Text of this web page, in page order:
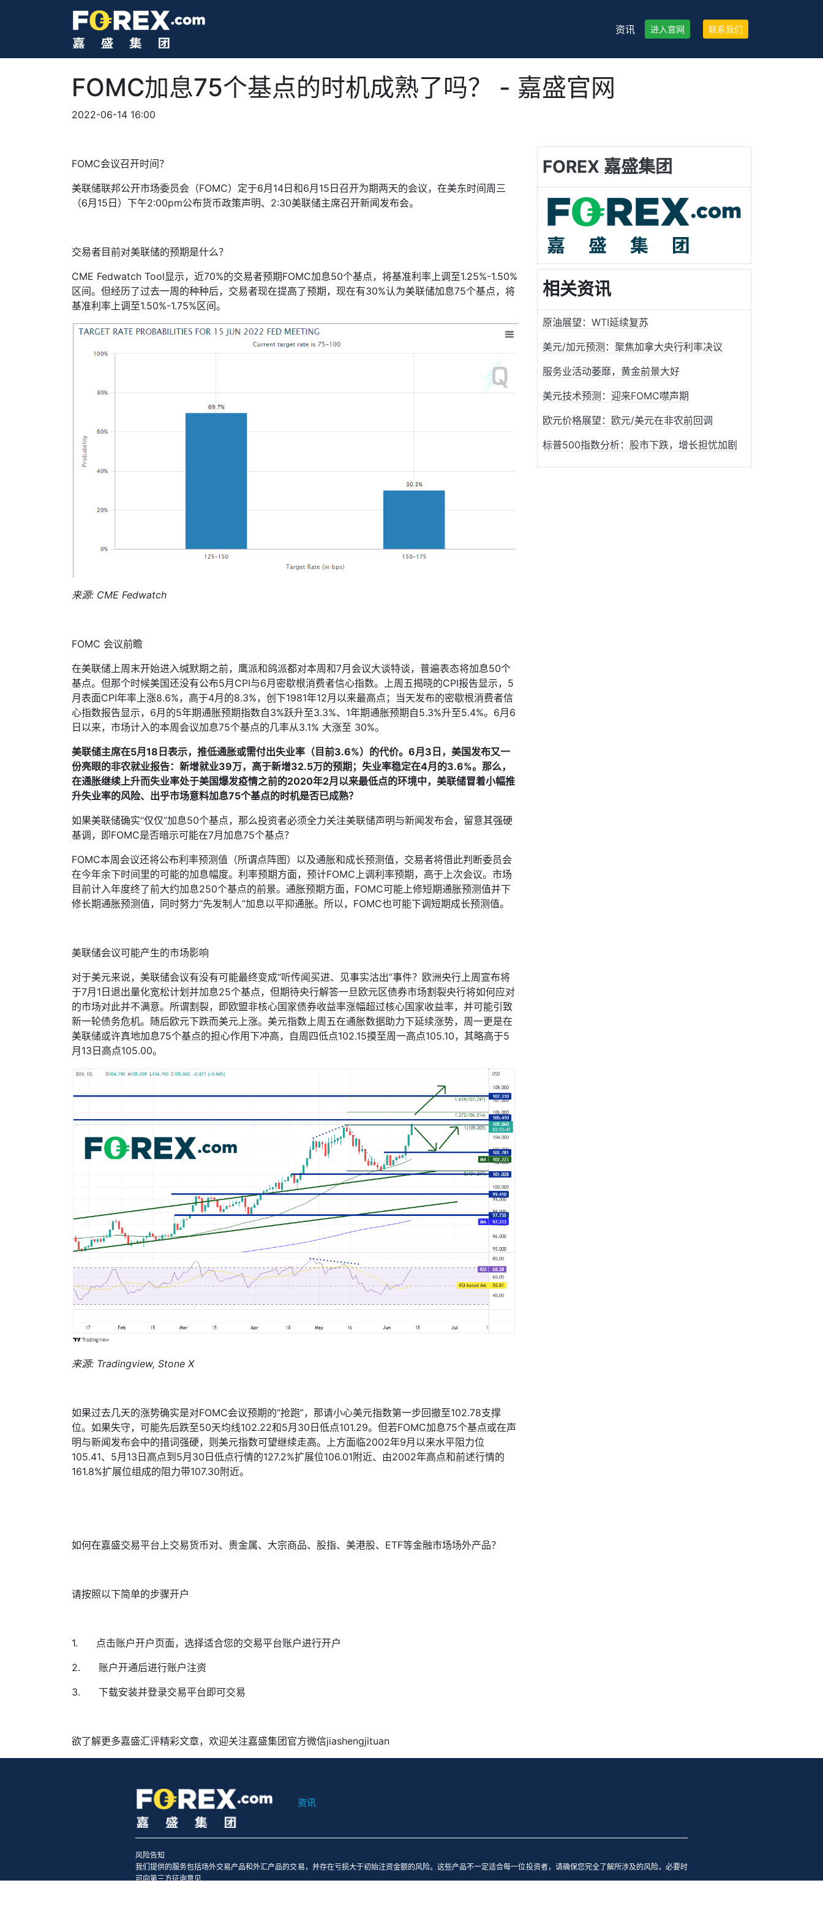
资讯 进入官网 联系我们
FOMC加息75个基点的时机成熟了吗？ - 嘉盛官网
2022-06-14 16:00
FOMC会议召开时间？
美联储联邦公开市场委员会（FOMC）定于6月 14 日和6月 15 日召开为期两天的会议，在美东时间周三
（6月 15 日）下午2:00pm公布货币政策声明、 2:30美联储主席召开新闻发布会。
交易者目前对美联储的预期是什么？
CME Fedwatch Tool显示，近70%的交易者预期FOMC加息50个基点，将基准利率上调至1.25%-1.50%
区间。但经历了过去一周的种种后，交易者现在提高了预期，现在有30%认为美联储加息75个基点，将
基准利率上调至1.50%-1.75%区间。
来源: CME Fedwatch
FOMC 会议前瞻
在美联储上周末开始进入缄默期之前，鹰派和鸽派都对本周和7月会议大谈特谈，普遍表态将加息50个
基点。但那个时候美国还没有公布5月 CPI与6月密歇根消费者信心指数。上周五揭晓的CPI报告显示， 5
月表面CPI年率上涨8.6%，高于4月的8.3%，创下1981年12月以来最高点；当天发布的密歇根消费者信
心指数报告显示， 6月的5年期通胀预期指数自3%跃升至3.3%、 1年期通胀预期自5.3%升至5.4%。 6月 6
日以来，市场计入的本周会议加息75个基点的几率从3.1% 大涨至 30%。
美联储主席在5月 18 日表示，推低通胀或需付出失业率（目前3.6%）的代价。 6月 3 日，美国发布又一
份亮眼的非农就业报告：新增就业39万，高于新增32.5万的预期；失业率稳定在4月的3.6%。那么，
在通胀继续上升而失业率处于美国爆发疫情之前的2020年2月以来最低点的环境中，美联储冒着小幅推
升失业率的风险、出乎市场意料加息75个基点的时机是否已成熟？
如果美联储确实“仅仅”加息50个基点，那么投资者必须全力关注美联储声明与新闻发布会，留意其强硬
基调，即FOMC是否暗示可能在7月加息75个基点？
FOMC本周会议还将公布利率预测值（所谓点阵图）以及通胀和成长预测值，交易者将借此判断委员会
在今年余下时间里的可能的加息幅度。利率预期方面，预计FOMC上调利率预期，高于上次会议。市场
目前计入年度终了前大约加息250个基点的前景。通胀预期方面， FOMC可能上修短期通胀预测值并下
修长期通胀预测值，同时努力“先发制人”加息以平抑通胀。所以， FOMC也可能下调短期成长预测值。
美联储会议可能产生的市场影响
对于美元来说，美联储会议有没有可能最终变成“听传闻买进、见事实沽出”事件？欧洲央行上周宣布将
于7月 1 日退出量化宽松计划并加息25个基点，但期待央行解答一旦欧元区债券市场割裂央行将如何应对
的市场对此并不满意。所谓割裂，即欧盟非核心国家债券收益率涨幅超过核心国家收益率，并可能引致
新一轮债务危机。随后欧元下跌而美元上涨。美元指数上周五在通胀数据助力下延续涨势，周一更是在
美联储或许真地加息75个基点的担心作用下冲高，自周四低点102.15摸至周一高点105.10，其略高于5
月 13 日高点105.00。
来源: Tradingview, Stone X
如果过去几天的涨势确实是对FOMC会议预期的“抢跑”，那请小心美元指数第一步回撤至102.78支撑
位。如果失守，可能先后跌至50天均线102.22和5月 30 日低点101.29。但若FOMC加息75个基点或在声
明与新闻发布会中的措词强硬，则美元指数可望继续走高。上方面临2002年9月以来水平阻力位
105.41、 5月 13 日高点到 5月 30 日低点行情的127.2%扩展位106.01附近、由2002年高点和前述行情的
161.8%扩展位组成的阻力带107.30附近。
如何在嘉盛交易平台上交易货币对、贵金属、大宗商品、股指、美港股、 ETF等金融市场场外产品？
请按照以下简单的步骤开户
1. 点击账户开户页面，选择适合您的交易平台账户进行开户
2. 账户开通后进行账户注资
3. 下载安装并登录交易平台即可交易
欲了解更多嘉盛汇评精彩文章，欢迎关注嘉盛集团官方微信jiashengjituan
FOREX 嘉盛集团
相关资讯
原油展望：WTI延续复苏
美元/加元预测：聚焦加拿大央行利率决议
服务业活动萎靡，黄金前景大好
美元技术预测：迎来FOMC噤声期
欧元价格展望：欧元/美元在非农前回调
标普500指数分析：股市下跌，增长担忧加剧
资讯
风险告知
我们提供的服务包括场外交易产品和外汇产品的交易，并存在亏损大于初始注资金额的风险。这些产品不一定适合每一位投资者，请确保您完全了解所涉及的风险，必要时
可向第三方征询意见